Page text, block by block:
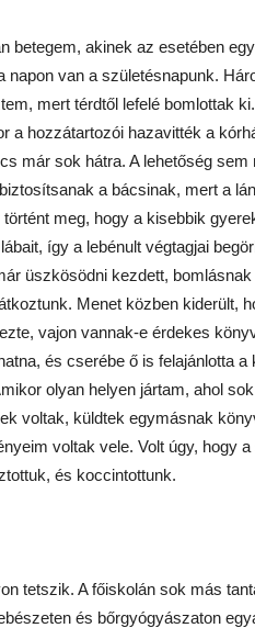
betegem, akinek az esetében
napon van a születésnapunk.
mert térdtől lefelé bomlottak
a hozzátartozói hazavitték a
már sok hátra. A lehetőség
a bácsinak, mert a
meg, hogy a kisebbik
így a lebénult végtagjai
üszkösödni kezdett,
Menet közben kiderült,
vajon vannak-e érdekes
és cserébe ő is felajánlotta a
olyan helyen jártam, ahol
voltak, küldtek egymásnak
voltak vele. Volt úgy, hogy
és koccintottunk.
tetszik. A főiskolán sok más
és bőrgyógyászaton